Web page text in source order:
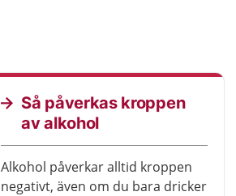
Så påverkas kroppen
av alkohol
Alkohol påverkar alltid kroppen
negativt, även om du bara dricker